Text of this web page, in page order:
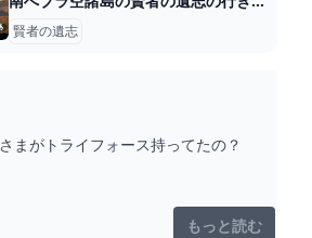
賢者の遺志
まがトライフォース持ってたの？
もっと読む